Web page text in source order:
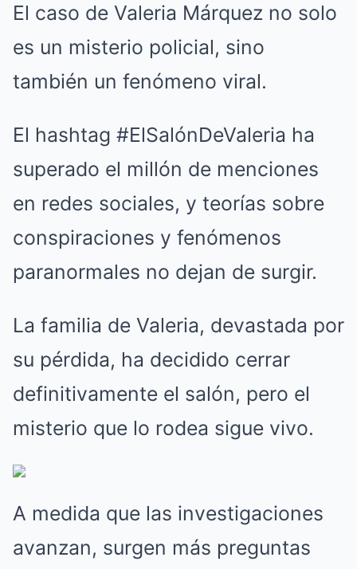
El caso de Valeria Márquez no solo
es un misterio policial, sino
también un fenómeno viral.
El hashtag #ElSalónDeValeria ha
superado el millón de menciones
en redes sociales, y teorías sobre
conspiraciones y fenómenos
paranormales no dejan de surgir.
La familia de Valeria, devastada por
su pérdida, ha decidido cerrar
definitivamente el salón, pero el
misterio que lo rodea sigue vivo.
A medida que las investigaciones
avanzan, surgen más preguntas